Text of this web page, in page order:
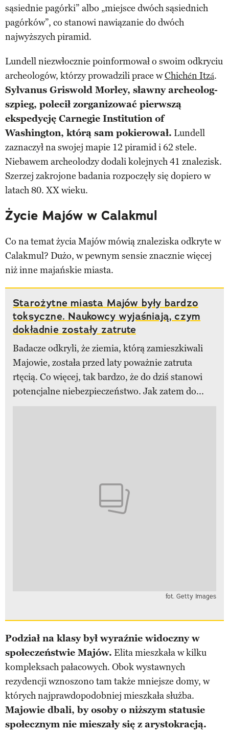
sąsiednie pagórki” albo „miejsce dwóch sąsiednich
pagórków”, co stanowi nawiązanie do dwóch
najwyższych piramid.
Lundell niezwłocznie poinformował o swoim odkryciu
archeologów, którzy prowadzili prace wChichén Itzá.
Sylvanus Griswold Morley, sławny archeolog-
szpieg, polecił zorganizować pierwszą
ekspedycję Carnegie Institution of
Washington, którą sam pokierował. Lundell
zaznaczył na swojej mapie 12 piramid i 62 stele.
Niebawem archeolodzy dodali kolejnych 41 znalezisk.
Szerzej zakrojone badania rozpoczęły się dopiero w
latach 80. XX wieku.
Życie Majów w Calakmul
Co na temat życia Majów mówią znaleziska odkryte w
Calakmul? Dużo, w pewnym sensie znacznie więcej
niż inne majańskie miasta.
Starożytne miasta Majów były bardzo
toksyczne. Naukowcy wyjaśniają, czym
dokładnie zostały zatrute
Badacze odkryli, że ziemia, którą zamieszkiwali
Majowie, została przed laty poważnie zatruta
rtęcią. Co więcej, tak bardzo, że do dziś stanowi
potencjalne niebezpieczeństwo. Jak zatem do...
fot. Getty Images
Podział na klasy był wyraźnie widoczny w
społeczeństwie Majów. Elita mieszkała w kilku
kompleksach pałacowych. Obok wystawnych
rezydencji wznoszono tam także mniejsze domy, w
których najprawdopodobniej mieszkała służba.
Majowie dbali, by osoby o niższym statusie
społecznym nie mieszały się z arystokracją.